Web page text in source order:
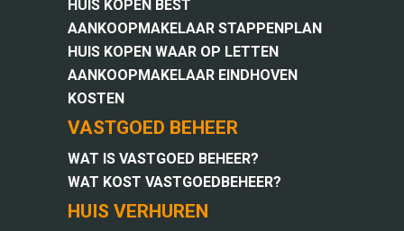
HUIS KOPEN BEST
AANKOOPMAKELAAR STAPPENPLAN
HUIS KOPEN WAAR OP LETTEN
AANKOOPMAKELAAR EINDHOVEN
KOSTEN
VASTGOED BEHEER
WAT IS VASTGOED BEHEER?
WAT KOST VASTGOEDBEHEER?
HUIS VERHUREN